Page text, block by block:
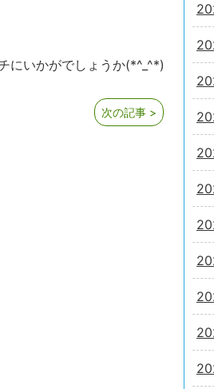
にいかがでしょうか(*^_^*)
次の記事 >